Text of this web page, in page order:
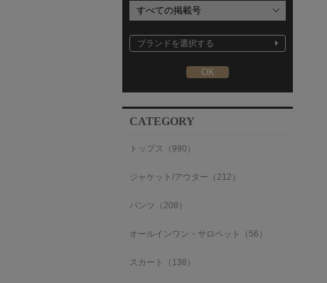
ブランドを選択する
CATEGORY
トップス（990）
ジャケット/アウター（212）
パンツ（208）
オールインワン・サロペット（56）
スカート（138）
r
2
0
2
ン
が
詰
ま
て
い
る
w
b
ご
者
様